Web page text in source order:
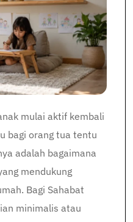
mulai aktif kembali
bagi orang tua tentu
adalah bagaimana
mendukung
Bagi Sahabat
minimalis atau